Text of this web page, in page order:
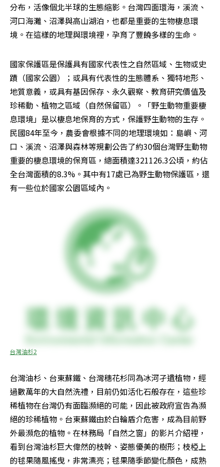
分布，活像個北半球的生態縮影。台灣四面環海，溪流、
河口海灘、沼澤與高山湖泊，也都是重要的生物棲息環
境。在這樣的地理與環境裡，孕育了豐饒多樣的生命。
國家保護區是保護具有國家代表性之自然區域、生物或史
蹟（國家公園）；或具有代表性的生態體系、獨特地形、
地質意義，或具有基因保存、永久觀察、教育研究價值及
珍稀動、植物之區域（自然保留區）。「野生動物重要棲
息環境」是以棲息地保育的方式，保護野生動物的生存。
民國84年至今，農委會根據不同的地理環境如：島嶼、河
口、溪流、沼澤與森林等規劃公告了約30個台灣野生動物
重要的棲息環境的保育區，總面積達321126.3公頃，約佔
全台灣面積的8.3%。其中有17處已為野生動物保護區，還
有一些位於國家公園區域內。
台灣油杉2
台灣油杉、台東蘇鐵、台灣穗花杉同為冰河孑遺植物，經
過數萬年的大自然洗禮，目前仍如活化石般存在，這些珍
稀植物在台灣仍有面臨瀕絕的可能，因此被政府宣告為瀕
絕的珍稀植物。台東蘇鐵由於白輪盾介危害，成為目前野
外最瀕危的植物。在林務局「自然之窗」的影片介紹裡，
看到台灣油杉巨大偉然的枝幹、姿態優美的樹形；枝椏上
的毬果隨風搖曳，非常漂亮；毬果隨季節變化顏色，成熟